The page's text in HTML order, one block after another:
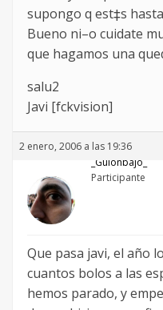
supongo q est‡s
Bueno ni–o cuidate
que hagamos una
salu2
Javi [fckvision]
2 enero, 2006 a las 19:36
_Guionbajo_
Participante
Que pasa javi, el año
cuantos bolos a las
hemos parado, y